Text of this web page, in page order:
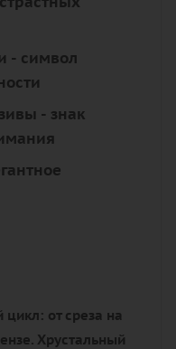
- символ
- знак
от среза на
Хрустальный